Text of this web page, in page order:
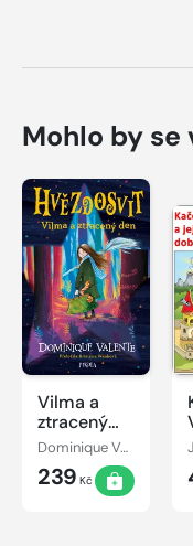
Mohlo by
Vilma a
ztracený
den
Dominique Valente
239 Kč